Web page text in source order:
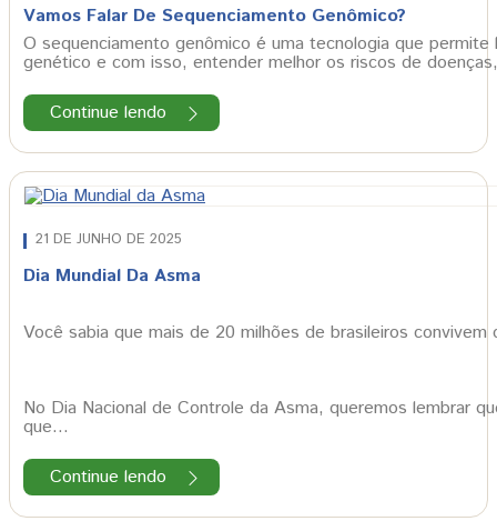
Vamos Falar De Sequenciamento Genômico?
O sequenciamento genômico é uma tecnologia que
genético e com isso, entender melhor os riscos de
Continue lendo
21 DE JUNHO DE 2025
Dia Mundial Da Asma
Você sabia que mais de 20 milhões de brasileiros convivem
No Dia Nacional de Controle da Asma, queremos lembrar
que…
Continue lendo